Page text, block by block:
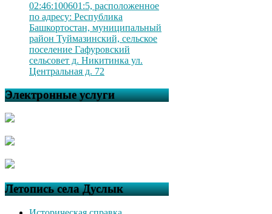
02:46:100601:5, расположенное
по адресу: Республика
Башкортостан, муниципальный
район Туймазинский, сельское
поселение Гафуровский
сельсовет д. Никитинка ул.
Центральная д. 72
Электронные услуги
Летопись села Дуслык